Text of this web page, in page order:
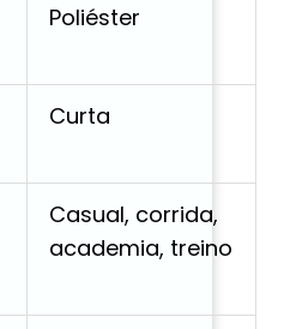
Poliéster
Curta
Casual, corrida,
academia, treino